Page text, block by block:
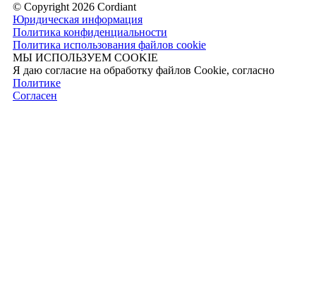
© Copyright 2026 Cordiant
Юридическая информация
Политика конфиденциальности
Политика использования файлов cookie
МЫ ИСПОЛЬЗУЕМ COOKIE
Я даю согласие на обработку файлов Cookie, согласно
Политике
Согласен